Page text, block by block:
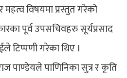
महत्व विषयमा प्रस्तुत गरेको
पूर्व उपसचिवहरु सूर्यप्रसाद
टिप्पणी गरेका थिए ।
पाण्डेयले पाणिनिका सुत्र र कृति